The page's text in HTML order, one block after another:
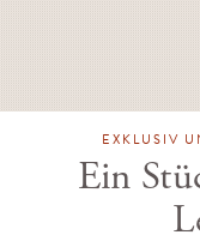
EXKLUSIV
Ein